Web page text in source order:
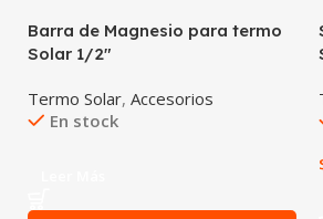
Barra de Magnesio para termo
Solar 1/2″
Termo Solar, Accesorios
En stock